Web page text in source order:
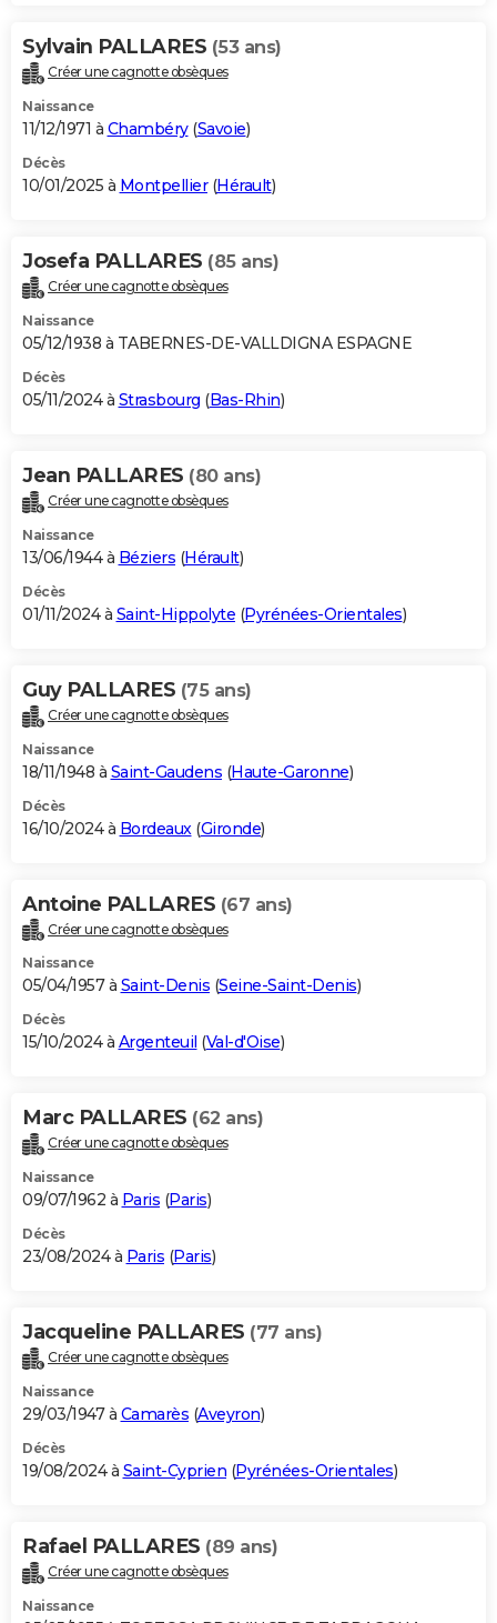
Sylvain PALLARES (53 ans)
Créer une cagnotte obsèques
Naissance
11/12/1971 à Chambéry(Savoie)
Décès
10/01/2025 à Montpellier(Hérault)
Josefa PALLARES (85 ans)
Créer une cagnotte obsèques
Naissance
05/12/1938 à TABERNES-DE-VALLDIGNA ESPAGNE
Décès
05/11/2024 à Strasbourg (Bas-Rhin)
Jean PALLARES (80 ans)
Créer une cagnotte obsèques
Naissance
13/06/1944 à Béziers (Hérault)
Décès
01/11/2024 à Saint-Hippolyte (Pyrénées-Orientales)
Guy PALLARES (75 ans)
Créer une cagnotte obsèques
Naissance
18/11/1948 à Saint-Gaudens (Haute-Garonne)
Décès
16/10/2024 à Bordeaux (Gironde)
Antoine PALLARES (67 ans)
Créer une cagnotte obsèques
Naissance
05/04/1957 à Saint-Denis (Seine-Saint-Denis)
Décès
15/10/2024 à Argenteuil (Val-d'Oise)
Marc PALLARES (62 ans)
Créer une cagnotte obsèques
Naissance
09/07/1962 à Paris (Paris)
Décès
23/08/2024 à Paris (Paris)
Jacqueline PALLARES (77 ans)
Créer une cagnotte obsèques
Naissance
29/03/1947 à Camarès (Aveyron)
Décès
19/08/2024 à Saint-Cyprien (Pyrénées-Orientales)
Rafael PALLARES (89 ans)
Créer une cagnotte obsèques
Naissance